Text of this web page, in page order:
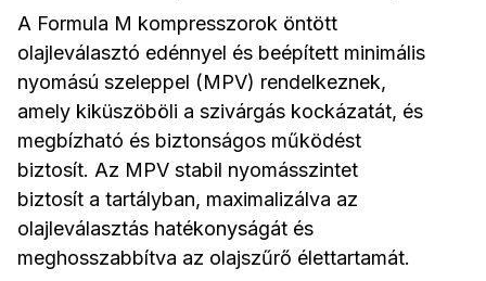
A Formula M kompresszorok öntött
olajleválasztó edénnyel és beépített minimális
nyomású szeleppel (MPV) rendelkeznek,
amely kiküszöböli a szivárgás kockázatát, és
megbízható és biztonságos működést
biztosít. Az MPV stabil nyomásszintet
biztosít a tartályban, maximalizálva az
olajleválasztás hatékonyságát és
meghosszabbítva az olajszűrő élettartamát.